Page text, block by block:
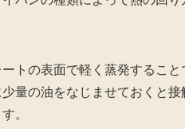
トの表面で軽く蒸発するこ
量の油をなじませておくと
。